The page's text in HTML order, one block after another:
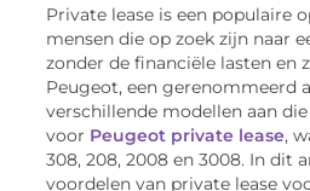
Private lease is een populaire
mensen die op zoek zijn naar
zonder de financiële lasten en
Peugeot, een gerenommeerd
verschillende modellen aan
voor Peugeot private lease,
308, 208, 2008 en 3008. In dit
voordelen van private lease